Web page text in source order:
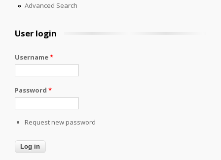
Advanced Search
User login
Username*
Password *
Request new password